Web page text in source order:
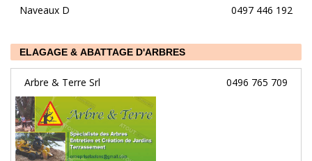
Naveaux D 0497 446 192
ELAGAGE & ABATTAGE D'ARBRES
Arbre & Terre Srl 0496 765 709